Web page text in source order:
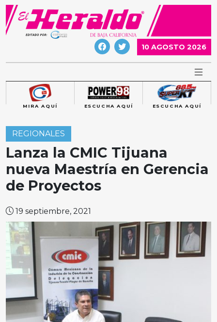
Skip
content
10 AGOSTO 2026
MIRA AQUÍ ESCUCHA AQUÍ ESCUCHA AQUÍ
REGIONALES
Lanza la CMIC Tijuana
nueva Maestría en Gerencia
de Proyectos
19 septiembre, 2021